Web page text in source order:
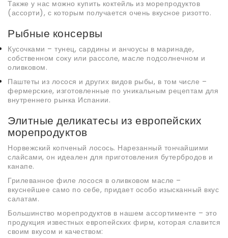
Также у нас можно купить коктейль из морепродуктов
(ассорти), с которым получается очень вкусное ризотто.
Рыбные консервы
Кусочками – тунец, сардины и анчоусы в маринаде,
собственном соку или рассоле, масле подсолнечном и
оливковом.
Паштеты из лосося и других видов рыбы, в том числе –
фермерские, изготовленные по уникальным рецептам для
внутреннего рынка Испании.
Элитные деликатесы из европейских
морепродуктов
Норвежский копченый лосось. Нарезанный тончайшими
слайсами, он идеален для приготовления бутербродов и
канапе.
Грилеванное филе лосося в оливковом масле –
вкуснейшее само по себе, придает особо изысканный вкус
салатам.
Большинство морепродуктов в нашем ассортименте – это
продукция известных европейских фирм, которая славится
своим вкусом и качеством: